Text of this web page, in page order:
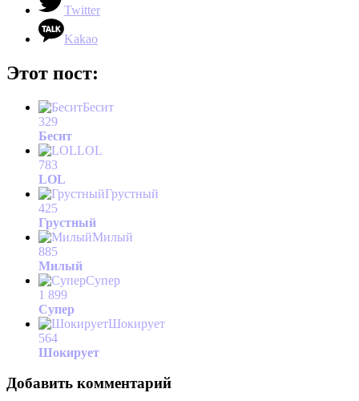
Twitter
Kakao
Этот пост:
Бесит
329
Бесит
LOL
783
LOL
Грустный
425
Грустный
Милый
885
Милый
Супер
1 899
Супер
Шокирует
564
Шокирует
Добавить комментарий